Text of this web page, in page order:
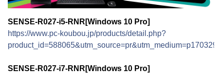
SENSE-R027-i5-RNR[Windows 10 Pro]
https://www.pc-koubou.jp/products/detail.php?
SENSE-R027-i7-RNR[Windows 10 Pro]